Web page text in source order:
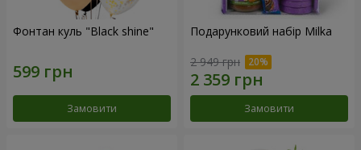
Фонтан куль "Black shine"
Замовити
Подарунковий набір Milka
2 949 грн
Замовити